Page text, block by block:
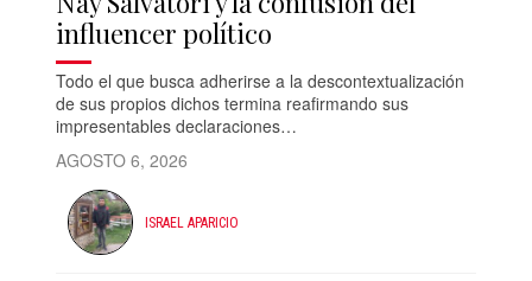
influencer político
Todo el que busca adherirse a la descontextualización
de sus propios dichos termina reafirmando sus
impresentables declaraciones…
AGOSTO 6, 2026
ISRAEL APARICIO